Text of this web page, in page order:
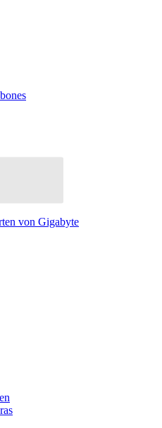
von Gigabyte